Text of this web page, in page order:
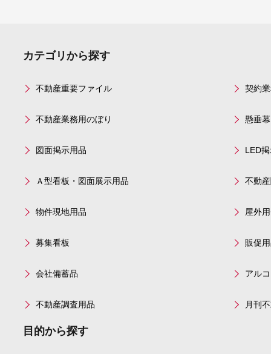
カテゴリから探す
不動産重要ファイル 契約
不動産業務用のぼり 懸垂
図面掲示用品 LED
Ａ型看板・図面展示用品 不動
物件現地用品 屋外
募集看板 販促
会社備蓄品 アル
不動産調査用品 月刊
目的から探す